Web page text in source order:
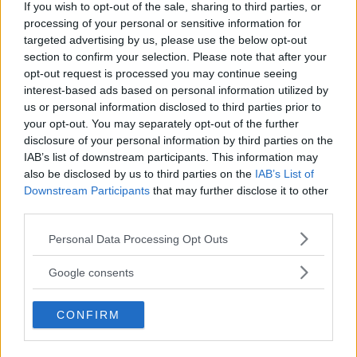
If you wish to opt-out of the sale, sharing to third parties, or
processing of your personal or sensitive information for
targeted advertising by us, please use the below opt-out
section to confirm your selection. Please note that after your
opt-out request is processed you may continue seeing
interest-based ads based on personal information utilized by
us or personal information disclosed to third parties prior to
your opt-out. You may separately opt-out of the further
disclosure of your personal information by third parties on the
IAB’s list of downstream participants. This information may
also be disclosed by us to third parties on the IAB’s List of
Downstream Participants that may further disclose it to other
Please note that this website/app uses one or more Google
not limited to your visit or usage behaviour. You may click to
use your data for below specified purposes in below Google
consent section.
Personal Data Processing Opt Outs
Google consents
CONFIRM
maila oss på Info@faderligt.se.
Faderligt - Tips och råd för dig som pappa
På Faderligt hittar du tips och råd inom allt som har med
papparollen att göra. Vi skriver guider om uppfostran,
sysslor i hemmet och veckopeng, men också om allt det
där roliga med att vara pappa, vi skriver om lekar, roliga
resmål och så klart, pappaskämt du som far måste dra för
dina barn och barnbarn!
Har du tips eller frågor kan du alltid kontakta oss på
info@faderligt.se